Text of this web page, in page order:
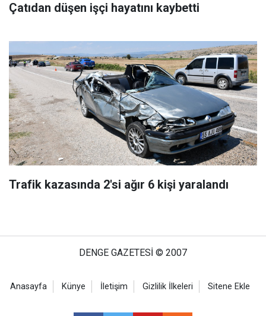
Çatıdan düşen işçi hayatını kaybetti
Trafik kazasında 2'si ağır 6 kişi yaralandı
DENGE GAZETESİ © 2007
Anasayfa Künye İletişim Gizlilik İlkeleri Sitene Ekle